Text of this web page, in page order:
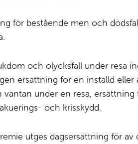
för bestående men och
och olycksfall under resa
ersättning för en inställd eller
under en resa, ersättning
och krisskydd.
utges dags­ersättning för av